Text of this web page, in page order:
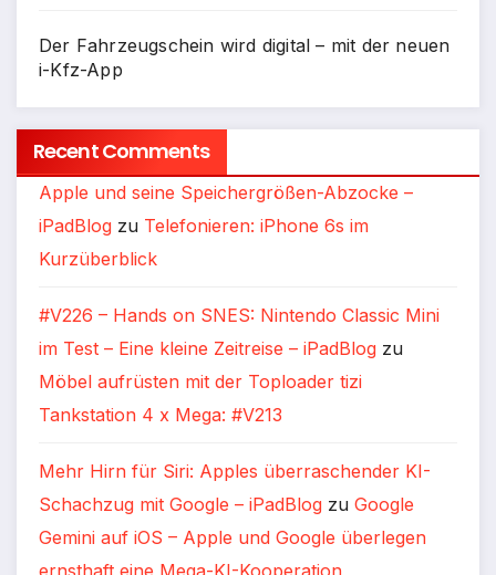
Der Fahrzeugschein wird digital – mit der neuen
i-Kfz-App
Recent Comments
Apple und seine Speichergrößen-Abzocke –
iPadBlog zu Telefonieren: iPhone 6s im
Kurzüberblick
#V226 – Hands on SNES: Nintendo Classic Mini
im Test – Eine kleine Zeitreise – iPadBlog zu
Möbel aufrüsten mit der Toploader tizi
Tankstation 4 x Mega: #V213
Mehr Hirn für Siri: Apples überraschender KI-
Schachzug mit Google – iPadBlog zu Google
Gemini auf iOS – Apple und Google überlegen
ernsthaft eine Mega-KI-Kooperation